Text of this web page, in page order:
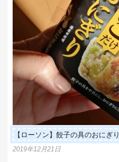
ン
【ローソン】餃子の具のおにぎり
2019年12月21日